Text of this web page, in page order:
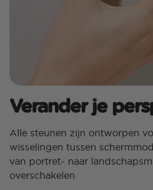
Verander je
Alle steunen zijn ontworpen
wisselingen tussen
van portret- naar
overschakelen